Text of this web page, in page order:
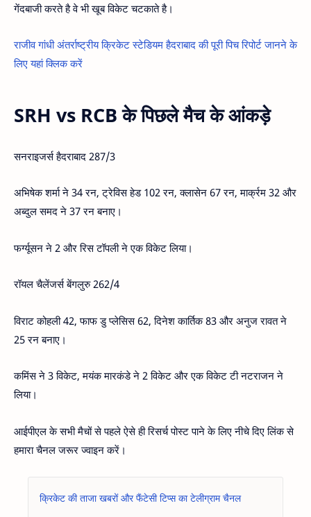
गेंदबाजी करते है वे भी खूब विकेट चटकाते है।
राजीव गांधी अंतर्राष्ट्रीय क्रिकेट स्टेडियम हैदराबाद की पूरी पिच रिपोर्ट जानने के
लिए यहां क्लिक करें
SRH vs RCB के पिछले मैच के आंकड़े
सनराइजर्स हैदराबाद 287/3
अभिषेक शर्मा ने 34 रन, ट्रेविस हेड 102 रन, क्लासेन 67 रन, मार्क्रम 32 और
अब्दुल समद ने 37 रन बनाए।
फर्ग्यूसन ने 2 और रिस टॉपली ने एक विकेट लिया।
रॉयल चैलेंजर्स बेंगलुरु 262/4
विराट कोहली 42, फाफ डु प्लेसिस 62, दिनेश कार्तिक 83 और अनुज रावत ने
25 रन बनाए।
कमिंस ने 3 विकेट, मयंक मारकंडे ने 2 विकेट और एक विकेट टी नटराजन ने
लिया।
आईपीएल के सभी मैचों से पहले ऐसे ही रिसर्च पोस्ट पाने के लिए नीचे दिए लिंक से
हमारा चैनल जरूर ज्वाइन करें।
क्रिकेट की ताजा खबरों और फैंटेसी टिप्स का टेलीग्राम चैनल